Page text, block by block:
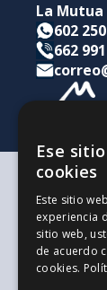
La
602
662
Según tus
Para ti y tu
Para tus
Para tu
La
Ese
cookies
Este sitio
experiencia
sitio web,
de acuerdo
cookies.